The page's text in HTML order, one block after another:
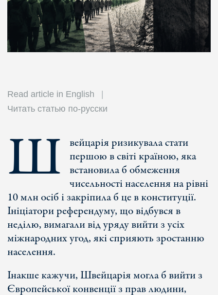
Read article in English
Читать статью по-русски
Ш вейцарія ризикувала стати
першою в світі країною, яка
встановила б обмеження
чисельності населення на рівні
10 млн осіб і закріпила б це в конституції.
Ініціатори референдуму, що відбувся в
неділю, вимагали від уряду вийти з усіх
міжнародних угод, які сприяють зростанню
населення.
Інакше кажучи, Швейцарія могла б вийти з
Європейської конвенції з прав людини,